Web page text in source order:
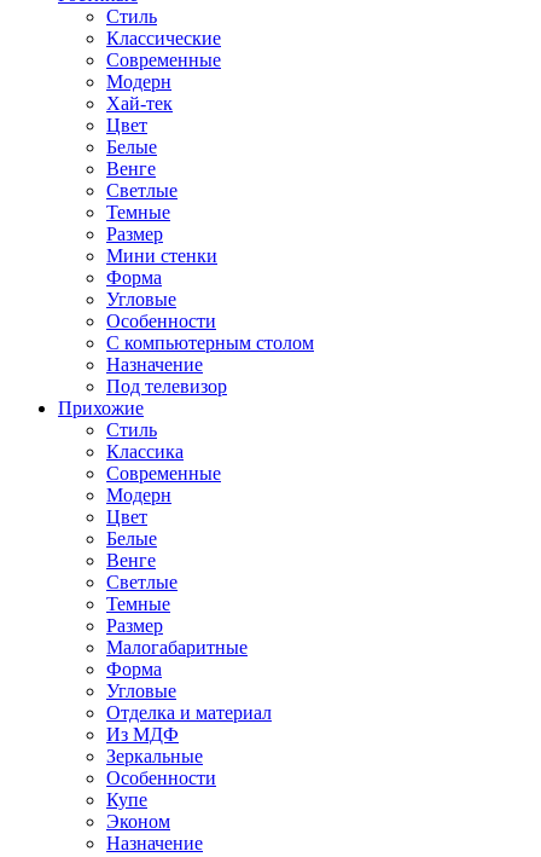
Стиль
Классические
Современные
Модерн
Хай-тек
Цвет
Белые
Венге
Светлые
Темные
Размер
Мини стенки
Форма
Угловые
Особенности
С компьютерным столом
Назначение
Под телевизор
Прихожие
Стиль
Классика
Современные
Модерн
Цвет
Белые
Венге
Светлые
Темные
Размер
Малогабаритные
Форма
Угловые
Отделка и материал
Из МДФ
Зеркальные
Особенности
Купе
Эконом
Назначение